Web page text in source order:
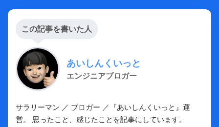
この記事を書いた人
あいしんくいっと
エンジニアブロガー
サラリーマン ／ ブロガー ／『あいしんくいっと』運
営。 思ったこと、感じたことを記事にしています。